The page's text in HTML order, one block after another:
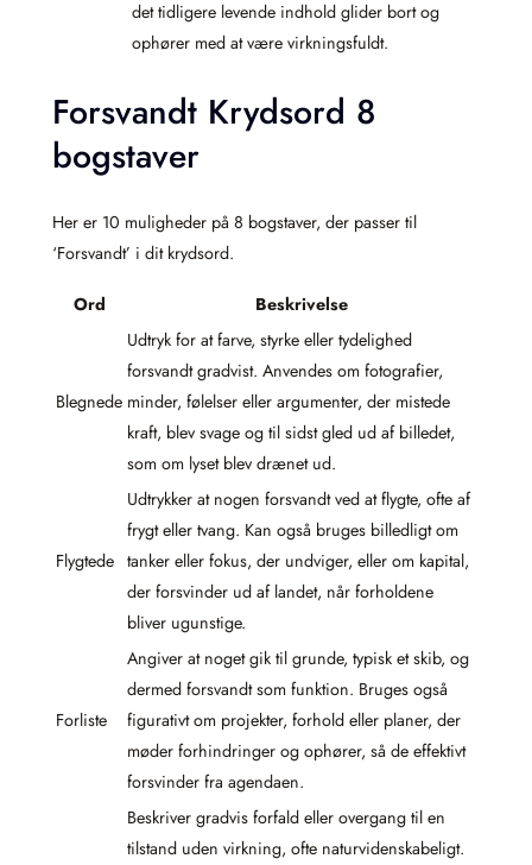
det tidligere levende indhold glider bort og
ophører med at være virkningsfuldt.
Forsvandt Krydsord 8
bogstaver
Her er 10 muligheder på 8 bogstaver, der passer til
‘Forsvandt’ i dit krydsord.
Ord Beskrivelse
Blegnede
Udtryk for at farve, styrke eller tydelighed
forsvandt gradvist. Anvendes om fotografier,
minder, følelser eller argumenter, der mistede
kraft, blev svage og til sidst gled ud af billedet,
som om lyset blev drænet ud.
Flygtede
Udtrykker at nogen forsvandt ved at flygte, ofte af
frygt eller tvang. Kan også bruges billedligt om
tanker eller fokus, der undviger, eller om kapital,
der forsvinder ud af landet, når forholdene
bliver ugunstige.
Forliste
Angiver at noget gik til grunde, typisk et skib, og
dermed forsvandt som funktion. Bruges også
figurativt om projekter, forhold eller planer, der
møder forhindringer og ophører, så de effektivt
forsvinder fra agendaen.
Beskriver gradvis forfald eller overgang til en
tilstand uden virkning, ofte naturvidenskabeligt.